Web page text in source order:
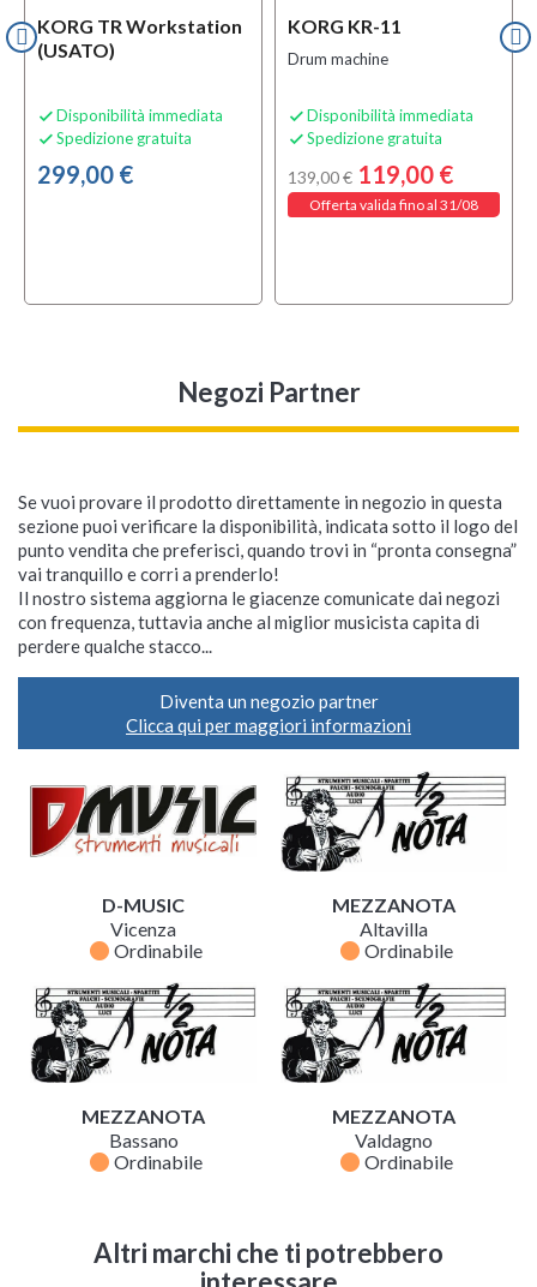
KORG TR Workstation
(USATO)
 Disponibilità immediata
 Spedizione gratuita
299,00 €
KORG KR-11
Drum machine
 Disponibilità immediata
 Spedizione gratuita
139,00 € 119,00 €
Offerta valida fino al 31/08
Negozi Partner
Se vuoi provare il prodotto direttamente in negozio in questa
sezione puoi verificare la disponibilità, indicata sotto il logo del
punto vendita che preferisci, quando trovi in “pronta consegna”
vai tranquillo e corri a prenderlo!
Il nostro sistema aggiorna le giacenze comunicate dai negozi
con frequenza, tuttavia anche al miglior musicista capita di
perdere qualche stacco...
Diventa un negozio partner
Clicca qui per maggiori informazioni
D-MUSIC
Vicenza
fiber_manual_record Ordinabile
MEZZANOTA
Altavilla
fiber_manual_record Ordinabile
MEZZANOTA
Bassano
fiber_manual_record Ordinabile
MEZZANOTA
Valdagno
fiber_manual_record Ordinabile
Altri marchi che ti potrebbero